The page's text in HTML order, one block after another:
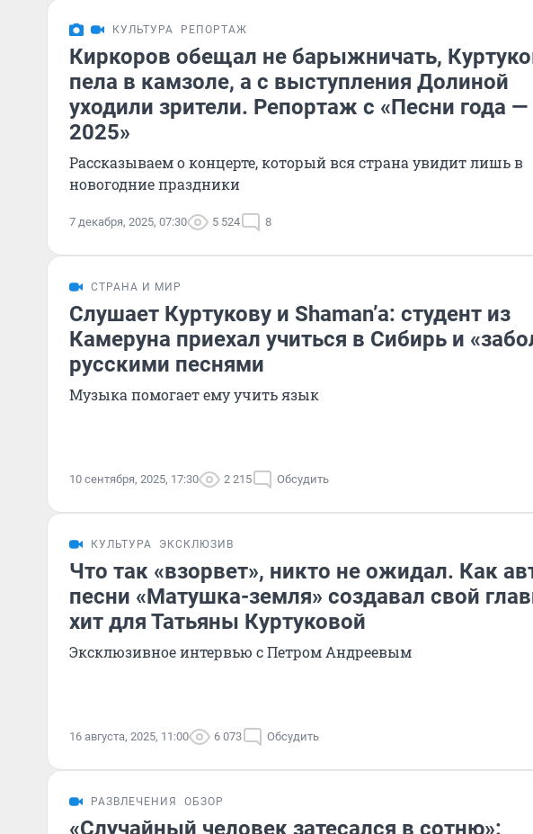
КУЛЬТУРА РЕПОРТАЖ
Киркоров обещал не барыжничать,
пела в камзоле, а с выступления Долиной
уходили зрители. Репортаж с «Песни года —
2025»
Рассказываем о концерте, который вся страна увидит лишь в
новогодние праздники
7 декабря, 2025, 07:30 5 524 8
СТРАНА И МИР
Слушает Куртукову и Shaman’a: студент из
Камеруна приехал учиться в Сибирь и
русскими песнями
Музыка помогает ему учить язык
10 сентября, 2025, 17:30 2 215 Обсудить
КУЛЬТУРА ЭКСКЛЮЗИВ
Что так «взорвет», никто не ожидал. Как
песни «Матушка-земля» создавал свой
хит для Татьяны Куртуковой
Эксклюзивное интервью с Петром Андреевым
16 августа, 2025, 11:00 6 073 Обсудить
РАЗВЛЕЧЕНИЯ ОБЗОР
«Случайный человек затесался в сотню»: